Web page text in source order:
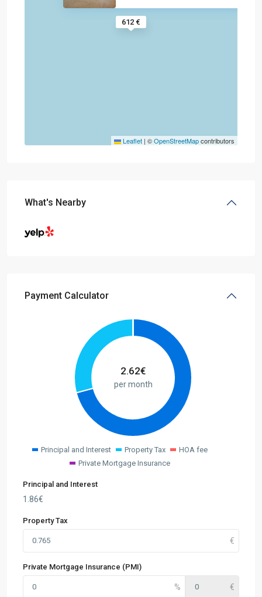
612 €
Leaflet | ©OpenStreetMapcontributors
What's Nearby
Payment Calculator
2.62€
per month
Principal and Interest Property Tax
HOA fee
Private Mortgage Insurance
Principal and Interest
1.86€
Property Tax
Private Mortgage Insurance (PMI)